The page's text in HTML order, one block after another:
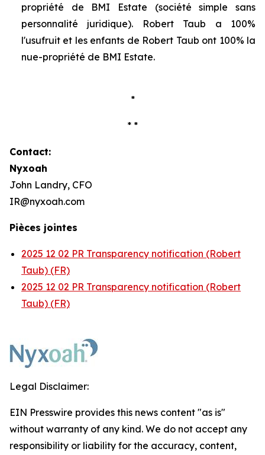
propriété de BMI Estate (société simple sans
personnalité juridique). Robert Taub a 100%
l'usufruit et les enfants de Robert Taub ont 100% la
nue-propriété de BMI Estate.
*
* *
Contact:
Nyxoah
John Landry, CFO
IR@nyxoah.com
Pièces jointes
2025 12 02 PR Transparency notification (Robert
Taub) (FR)
2025 12 02 PR Transparency notification (Robert
Taub) (FR)
Legal Disclaimer:
EIN Presswire provides this news content "as is"
without warranty of any kind. We do not accept any
responsibility or liability for the accuracy, content,